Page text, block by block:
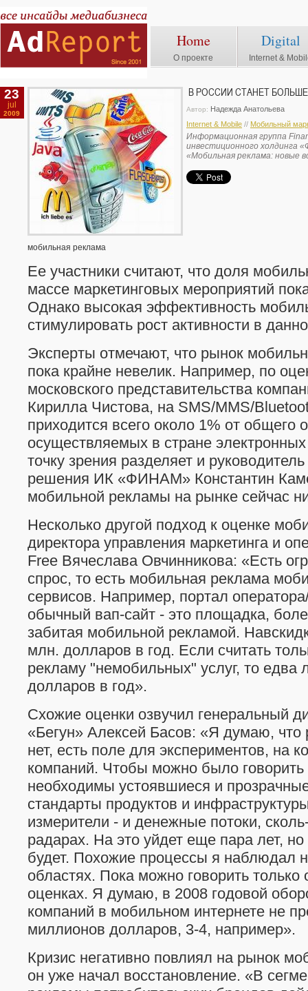
Home
О проекте
Digital
Internet &
23
jul
2009
мобильная реклама
В РОССИИ СТАНЕТ
Автор: Надежда Анатольева
Internet & Mobile // Мобильный
Информационная группа
инвестиционного холдинга
«Мобильная реклама: новые
Ее участники считают, что доля
массе маркетинговых мероприятий
Однако высокая эффективность
стимулировать рост активности в
Эксперты отмечают, что рынок
пока крайне невелик. Например, по
московского представительства
Кирилла Чистова, на SMS/MMS/
приходится всего около 1% от общего
осуществляемых в стране
точку зрения разделяет и
решения ИК «ФИНАМ» Константин
мобильной рекламы на рынке сейчас
Несколько другой подход к оценке
директора управления маркетинга и
Free Вячеслава Овчинникова: «Есть
спрос, то есть мобильная реклама
сервисов. Например, портал
обычный вап-сайт - это площадка,
забитая мобильной рекламой.
млн. долларов в год. Если считать
рекламу "немобильных" услуг, то едва
долларов в год».
Схожие оценки озвучил генеральный
«Бегун» Алексей Басов: «Я думаю, что
нет, есть поле для экспериментов, на
компаний. Чтобы можно было
необходимы устоявшиеся и
стандарты продуктов и
измерители - и денежные потоки,
радарах. На это уйдет еще пара лет, но
будет. Похожие процессы я наблюдал
областях. Пока можно говорить только
оценках. Я думаю, в 2008 годовой
компаний в мобильном интернете не
миллионов долларов, 3-4, например».
Кризис негативно повлиял на рынок
он уже начал восстановление. «В